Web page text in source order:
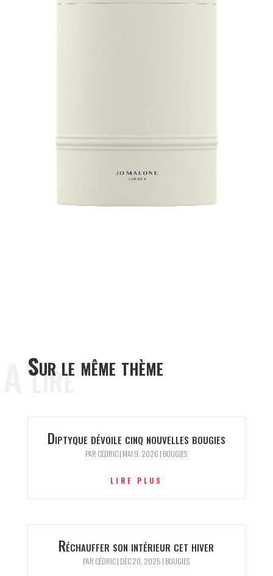
Sur le même thème
A lire
Diptyque dévoile cinq nouvelles bougies
PAR CÉDRIC| MAI 9, 2026 | BOUGIES
LIRE PLUS
Réchauffer son intérieur cet hiver
PAR CÉDRIC| DÉC 20, 2025 | BOUGIES